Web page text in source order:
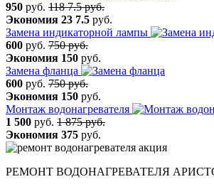
950 руб. 118 7.5 руб.
Экономия 23 7.5 руб.
Замена индикаторной лампы
600 руб. 750 руб.
Экономия 150 руб.
Замена фланца
600 руб. 750 руб.
Экономия 150 руб.
Монтаж водонагревателя
1 500 руб. 1 875 руб.
Экономия 375 руб.
РЕМОНТ ВОДОНАГРЕВАТЕЛЯ